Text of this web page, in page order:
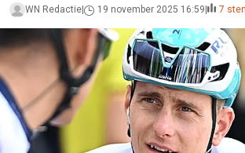
WN Redactie 19 november 2025 16:59 7